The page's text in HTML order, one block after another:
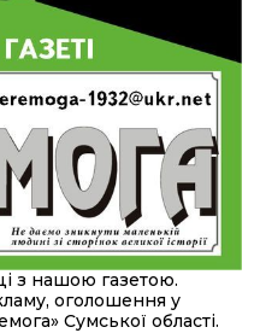
сіл: МБФ
здоров’я» підбив
клінік у Сумській
за кордоном, щоб
пам’яті Сергія
Козирін: «Змінити
навіть думки не було»
з нашою газетою.
оголошення у
Сумської області.